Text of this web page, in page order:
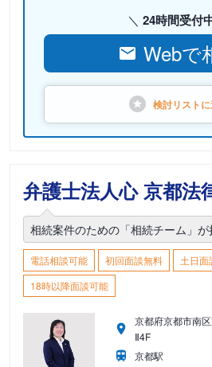
24時間受付
Webで
検討リストに
弁護士法人心 京都法
相続案件のための「相続チーム」が
電話相談可能 初回面談無料
土日面
18時以降面談可能
京都府京都市南
Ⅱ4F
京都駅